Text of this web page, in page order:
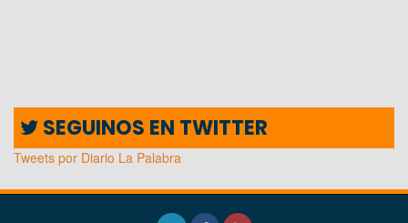
SEGUINOS EN TWITTER
Tweets por Diario La Palabra